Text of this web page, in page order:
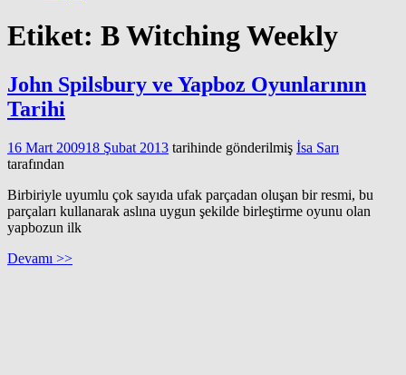
Etiket: B Witching Weekly
John Spilsbury ve Yapboz Oyunlarının
Tarihi
16 Mart 200918 Şubat 2013 tarihinde gönderilmiş İsa Sarı
tarafından
Birbiriyle uyumlu çok sayıda ufak parçadan oluşan bir resmi, bu
parçaları kullanarak aslına uygun şekilde birleştirme oyunu olan
yapbozun ilk
Devamı >>